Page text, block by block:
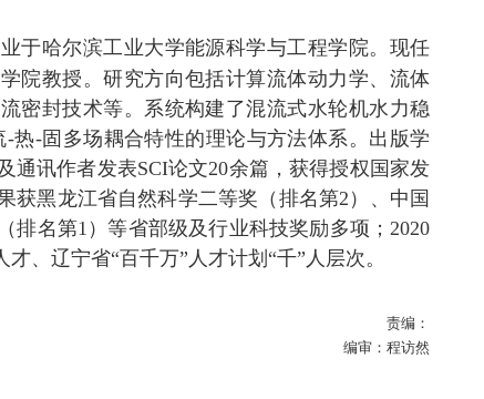
于哈尔滨工业大学能源科学与工程学院。现任
院教授。研究方向包括计算流体动力学、流体
密封技术等。系统构建了混流式水轮机水力稳
-热-固多场耦合特性的理论与方法体系。出版学
通讯作者发表SCI论文20余篇，获得授权国家发
获黑龙江省自然科学二等奖（排名第2 ）、中国
排名第1 ）等省部级及行业科技奖励多项； 2020
、辽宁省“百千万”人才计划“千”人层次。
责编：
编审：程访然